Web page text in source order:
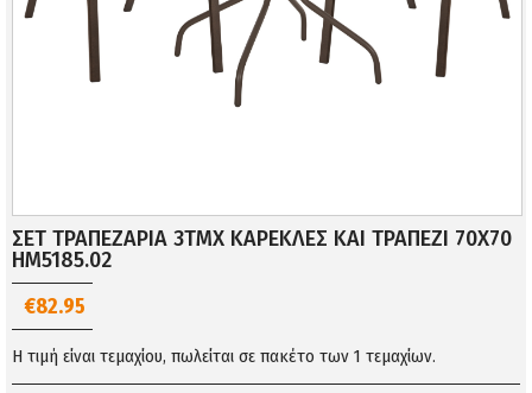
ΣΕΤ ΤΡΑΠΕΖΑΡΙΑ 3ΤΜΧ ΚΑΡΕΚΛΕΣ ΚΑΙ ΤΡΑΠΕΖΙ 70Χ70
HM5185.02
€82.95
Η τιμή είναι τεμαχίου, πωλείται σε πακέτο των 1 τεμαχίων.